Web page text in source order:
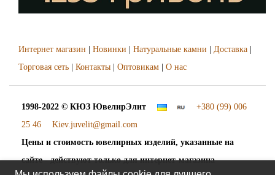
Интернет магазин Новинки Натуральные камни Доставка
Торговая сеть
Контакты Оптовикам О нас
1998-2022 © КЮЗ ЮвелирЭлит
+380 (99) 006
25 46
Kiev.juvelit@gmail.com
Цены и стоимость ювелирных изделий, указанные на
сайте - действуют только для интернет-магазина